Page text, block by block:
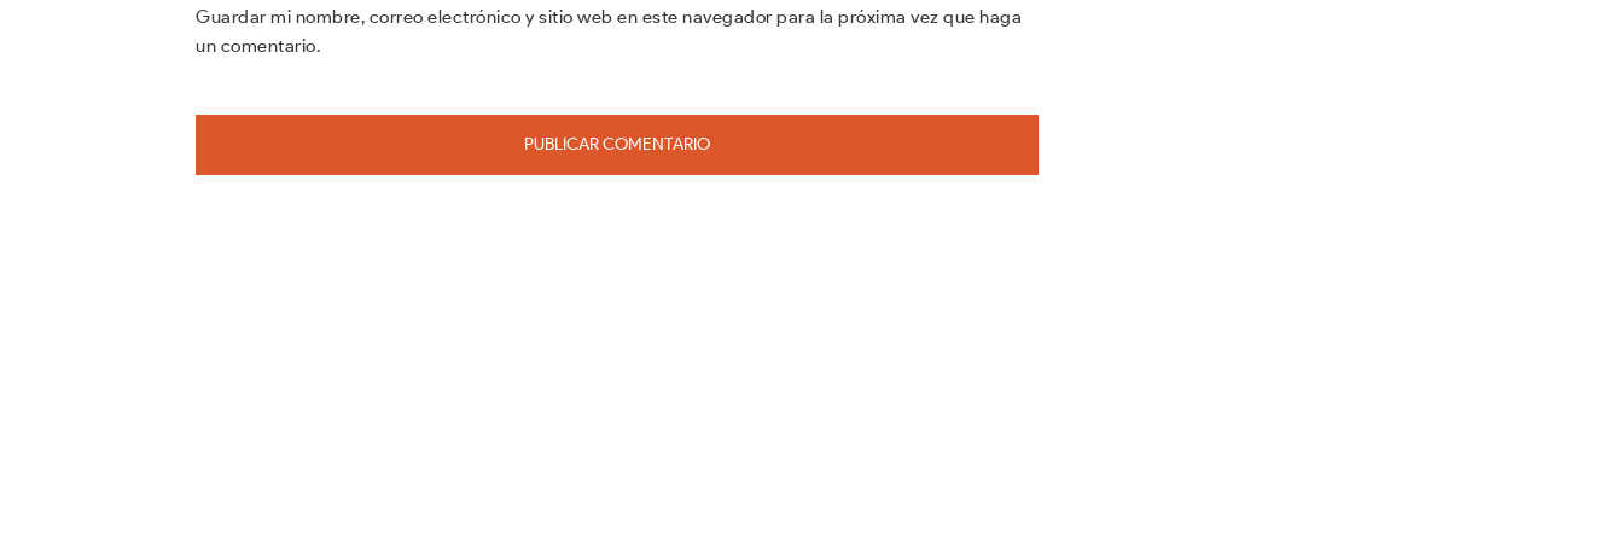
Guardar mi nombre, correo electrónico y sitio web en este navegador para la próxima vez que haga
un comentario.